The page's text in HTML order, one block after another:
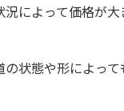
によって価格が
の状態や形によっ